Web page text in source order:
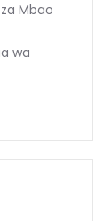
Mbao
wa